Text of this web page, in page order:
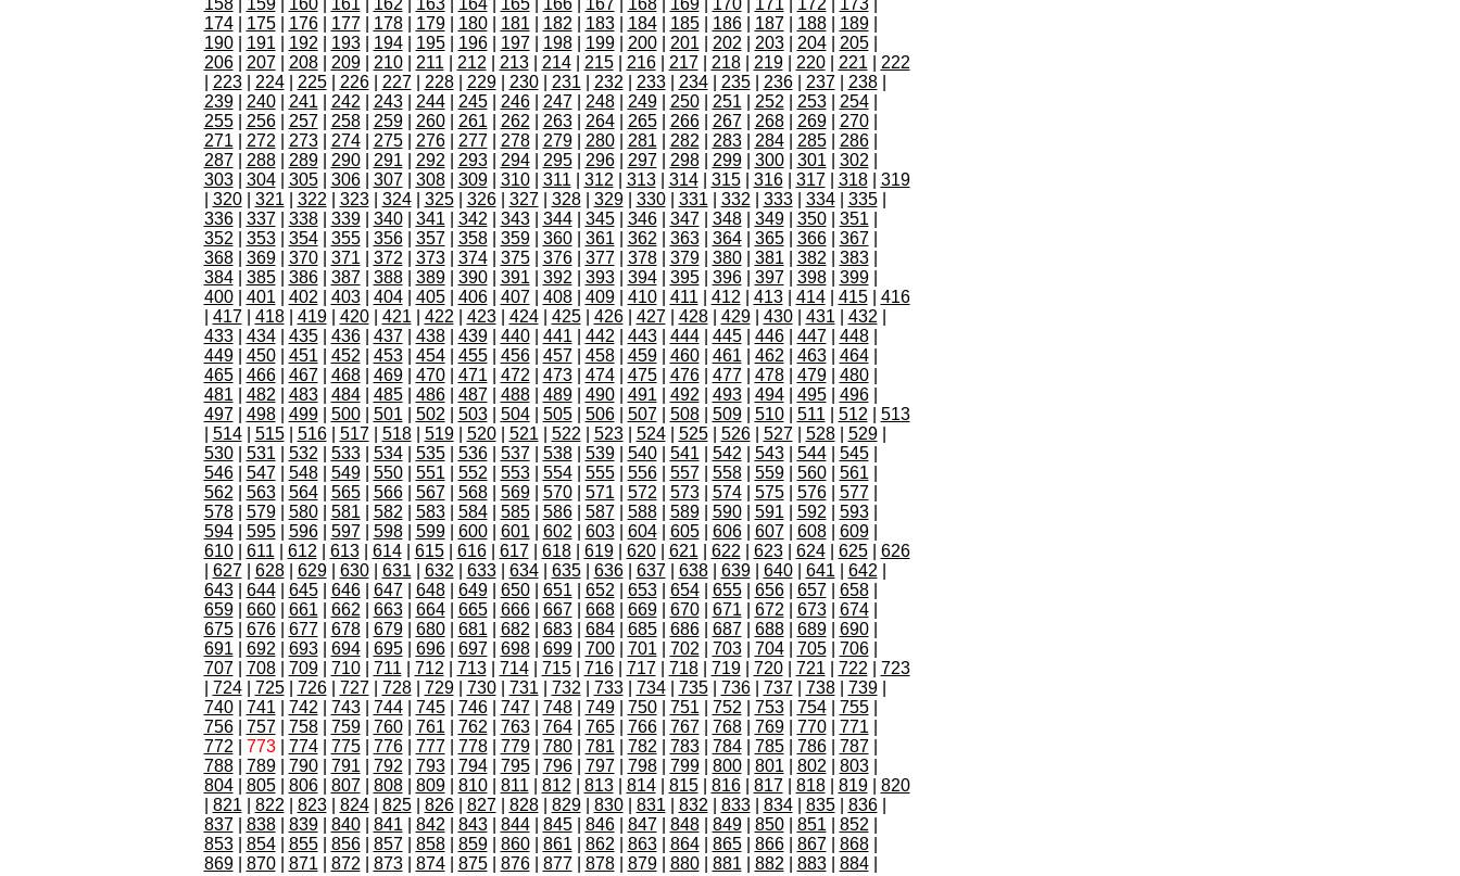
158| 159| 160| 161 162 163| 164| 165| 166| 167| 168| 169| 170| 171 172 173|
174| 175| 176| 177| 178| 179| 180| 181 182 183| 184| 185| 186| 187| 188| 189|
190| 191 192 193| 194| 195| 196| 197| 198| 199| 200| 201 202 203| 204| 205|
206| 207| 208| 209| 210| 211 212 213| 214| 215| 216| 217| 218| 219| 220| 221
222
223| 224| 225| 226| 227| 228| 229| 230| 231 232 233| 234| 235| 236| 237| 238|
239| 240| 241 242 243| 244| 245| 246| 247| 248| 249| 250| 251 252 253| 254|
255| 256| 257| 258| 259| 260| 261 262 263| 264| 265| 266| 267| 268| 269| 270|
271
272 273| 274| 275| 276| 277| 278| 279| 280| 281 282 283| 284| 285| 286|
287| 288| 289| 290| 291 292 293| 294| 295| 296| 297| 298| 299| 300| 301 302
303| 304| 305| 306| 307| 308| 309| 310| 311 312 313| 314| 315| 316| 317| 318| 319
320| 321 322 323| 324| 325| 326| 327| 328| 329| 330| 331 332 333| 334| 335|
336| 337| 338| 339| 340| 341 342 343| 344| 345| 346| 347| 348| 349| 350| 351
352
353| 354| 355| 356| 357| 358| 359| 360| 361 362 363| 364| 365| 366| 367|
368| 369| 370| 371 372 373| 374| 375| 376| 377| 378| 379| 380| 381 382 383|
384| 385| 386| 387| 388| 389| 390| 391 392 393| 394| 395| 396| 397| 398| 399|
400| 401 402 403| 404| 405| 406| 407| 408| 409| 410| 411 412 413| 414| 415| 416
417| 418| 419| 420| 421 422 423| 424| 425| 426| 427| 428| 429| 430| 431 432
433| 434| 435| 436| 437| 438| 439| 440| 441 442 443| 444| 445| 446| 447| 448|
449| 450| 451 452 453| 454| 455| 456| 457| 458| 459| 460| 461 462 463| 464|
465| 466| 467| 468| 469| 470| 471 472 473| 474| 475| 476| 477| 478| 479| 480|
481
482 483| 484| 485| 486| 487| 488| 489| 490| 491 492 493| 494| 495| 496|
497| 498| 499| 500| 501 502 503| 504| 505| 506| 507| 508| 509| 510| 511 512
513
514| 515| 516| 517| 518| 519| 520| 521 522 523| 524| 525| 526| 527| 528| 529|
530| 531 532 533| 534| 535| 536| 537| 538| 539| 540| 541 542 543| 544| 545|
546| 547| 548| 549| 550| 551 552 553| 554| 555| 556| 557| 558| 559| 560| 561
562
563| 564| 565| 566| 567| 568| 569| 570| 571 572 573| 574| 575| 576| 577|
578| 579| 580| 581 582 583| 584| 585| 586| 587| 588| 589| 590| 591 592 593|
594| 595| 596| 597| 598| 599| 600| 601 602 603| 604| 605| 606| 607| 608| 609|
610| 611 612 613| 614| 615| 616| 617| 618| 619| 620| 621 622 623| 624| 625| 626
627| 628| 629| 630| 631 632 633| 634| 635| 636| 637| 638| 639| 640| 641 642
643| 644| 645| 646| 647| 648| 649| 650| 651 652 653| 654| 655| 656| 657| 658|
659| 660| 661 662 663| 664| 665| 666| 667| 668| 669| 670| 671 672 673| 674|
675| 676| 677| 678| 679| 680| 681 682 683| 684| 685| 686| 687| 688| 689| 690|
691
692 693| 694| 695| 696| 697| 698| 699| 700| 701 702 703| 704| 705| 706|
707| 708| 709| 710| 711 712 713| 714| 715| 716| 717| 718| 719| 720| 721 722
723
724| 725| 726| 727| 728| 729| 730| 731 732 733| 734| 735| 736| 737| 738| 739|
740| 741 742 743| 744| 745| 746| 747| 748| 749| 750| 751 752 753| 754| 755|
756| 757| 758| 759| 760| 761 762 763| 764| 765| 766| 767| 768| 769| 770| 771
772
773| 774| 775| 776| 777| 778| 779| 780| 781 782 783| 784| 785| 786| 787|
788| 789| 790| 791 792 793| 794| 795| 796| 797| 798| 799| 800| 801 802 803|
804| 805| 806| 807| 808| 809| 810| 811 812 813| 814| 815| 816| 817| 818| 819| 820
821 822 823| 824| 825| 826| 827| 828| 829| 830| 831 832 833| 834| 835| 836|
837| 838| 839| 840| 841 842 843| 844| 845| 846| 847| 848| 849| 850| 851 852
853| 854| 855| 856| 857| 858| 859| 860| 861 862 863| 864| 865| 866| 867| 868|
869| 870| 871 872 873| 874| 875| 876| 877| 878| 879| 880| 881 882 883| 884|